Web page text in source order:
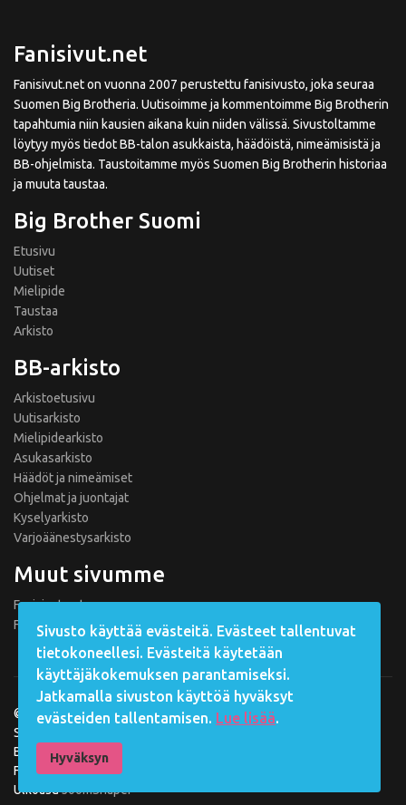
Fanisivut.net
Fanisivut.net on vuonna 2007 perustettu fanisivusto, joka seuraa
Suomen Big Brotheria. Uutisoimme ja kommentoimme Big Brotherin
tapahtumia niin kausien aikana kuin niiden välissä. Sivustoltamme
löytyy myös tiedot BB-talon asukkaista, häädöistä, nimeämisistä ja
BB-ohjelmista. Taustoitamme myös Suomen Big Brotherin historiaa
ja muuta taustaa.
Big Brother Suomi
Etusivu
Uutiset
Mielipide
Taustaa
Arkisto
BB-arkisto
Arkistoetusivu
Uutisarkisto
Mielipidearkisto
Asukasarkisto
Häädöt ja nimeämiset
Ohjelmat ja juontajat
Kyselyarkisto
Varjoäänestysarkisto
Muut sivumme
Fanisivut.net
Formula 1 Fanisivut
©
2026 Fanisivut.net
Sisältötuotanto: Jarkko Nieminen
Big Brother Suomi -materiaali: MTV Oy, Nelonen Media, Banijay
Finland Oy
UlkoasuJoomShaper
Sivusto käyttää evästeitä. Evästeet tallentuvat
tietokoneellesi. Evästeitä käytetään
käyttäjäkokemuksen parantamiseksi.
Jatkamalla sivuston käyttöä hyväksyt
evästeiden tallentamisen. Lue lisää.
Hyväksyn